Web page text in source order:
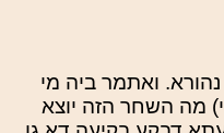
נהורא. ואתמר ביה מי
מה השחר הזה יוצא